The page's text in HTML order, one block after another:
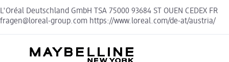
L'Oréal Deutschland GmbH TSA 75000 93684 ST OUEN CEDEX FR
fragen@loreal-group.com https://www.loreal.com/de-at/austria/